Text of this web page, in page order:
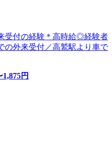
受付の経験＊高時給◎経験者
外来受付／高鷲駅より車で
1,875円